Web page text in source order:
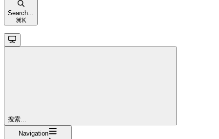
Search...
⌘ K
搜索...
Navigation